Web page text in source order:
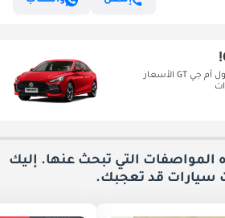
احصل على معلومات مفصلة حول أم جي GT الأسعار
المواصفات التي تبحث عنها. إليك
سيارات قد تعجبك.